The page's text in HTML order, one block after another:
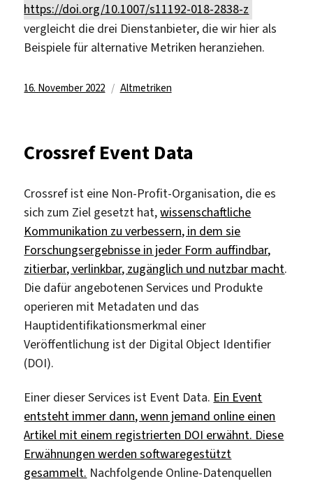
https://doi.org/10.1007/s11192-018-2838-z
vergleicht die drei Dienstanbieter, die wir hier als
Beispiele für alternative Metriken heranziehen.
Veröffentlicht
16. November 2022 Kategorien
Altmetriken
Crossref Event Data
Crossref ist eine Non-Profit-Organisation, die es
sich zum Ziel gesetzt hat,wissenschaftliche
Kommunikation zu verbessern, in dem sie
Forschungsergebnisse in jeder Form auffindbar,
zitierbar, verlinkbar, zugänglich und nutzbar macht.
Die dafür angebotenen Services und Produkte
operieren mit Metadaten und das
Hauptidentifikationsmerkmal einer
Veröffentlichung ist der Digital Object Identifier
(DOI).
Einer dieser Services ist Event Data. Ein Event
entsteht immer dann, wenn jemand online einen
Artikel mit einem registrierten DOI erwähnt. Diese
Erwähnungen werden softwaregestützt
gesammelt. Nachfolgende Online-Datenquellen